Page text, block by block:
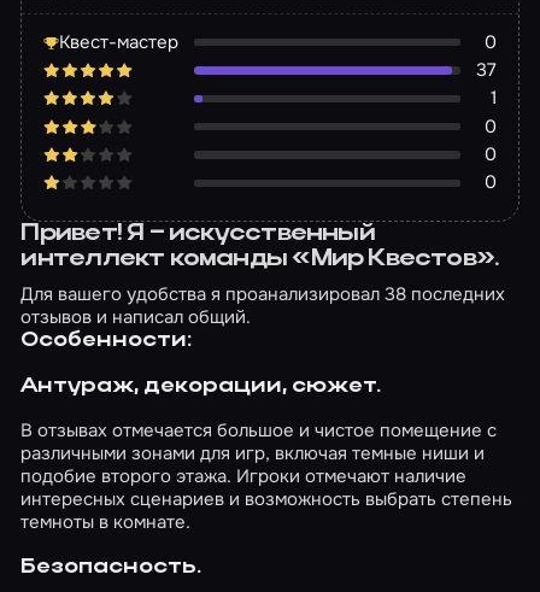
Квест-мастер
0
37
1
0
0
0
Привет! Я – искусственный
интеллект команды «Мир Квестов».
Для вашего удобства я проанализировал 38 последних
отзывов и написал общий.
Особенности:
Антураж, декорации, сюжет.
В отзывах отмечается большое и чистое помещение с
различными зонами для игр, включая темные ниши и
подобие второго этажа. Игроки отмечают наличие
интересных сценариев и возможность выбрать степень
темноты в комнате.
Безопасность.